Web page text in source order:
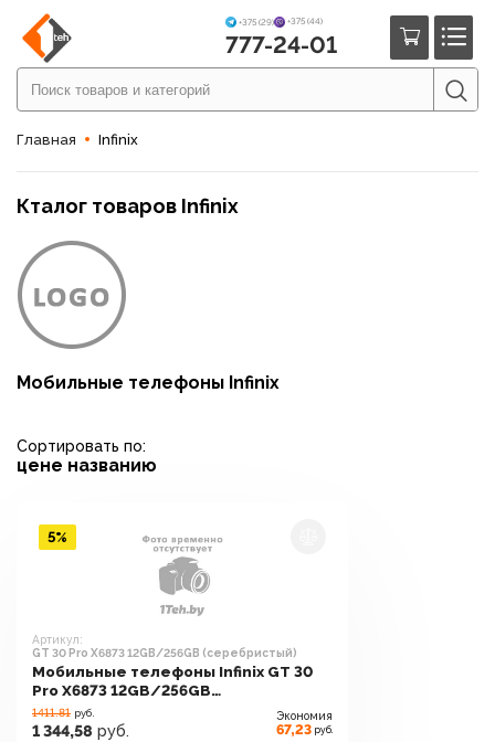
+375 (29) +375 (44)
777-24-01
Главная Infinix
Кталог товаров Infinix
Мобильные телефоны Infinix
Сортировать по:
цене названию
Артикул:
GT 30 Pro X6873 12GB/256GB (серебристый)
Мобильные телефоны Infinix GT 30
Pro X6873 12GB/256GB
(серебристый)
1411.81 руб.
1 344,58 руб.
Экономия
67,23 руб.
5%